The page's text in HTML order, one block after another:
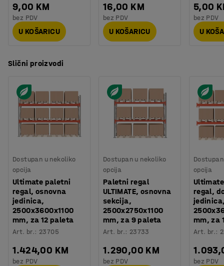
9,00 KM
bez PDV
U KOŠARICU
16,00 KM
bez PDV
U KOŠARICU
5,00
bez PDV
U
Slični proizvodi
Dostupan u nekoliko
opcija
Ultimate paletni
regal, osnovna
jedinica,
2500x3600x1100
mm, za 12 paleta
Art. br.: 23705
1.424,00 KM
bez PDV
Dostupan u nekoliko
opcija
Paletni regal
ULTIMATE, osnovna
sekcija,
2500x2750x1100
mm, za 9 paleta
Art. br.: 23733
1.290,00 KM
bez PDV
opcija
regal,
mm, za
Art. br.:
bez PDV